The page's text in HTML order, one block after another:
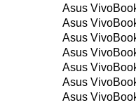
Asus
Asus
Asus
Asus
Asus
Asus
Asus